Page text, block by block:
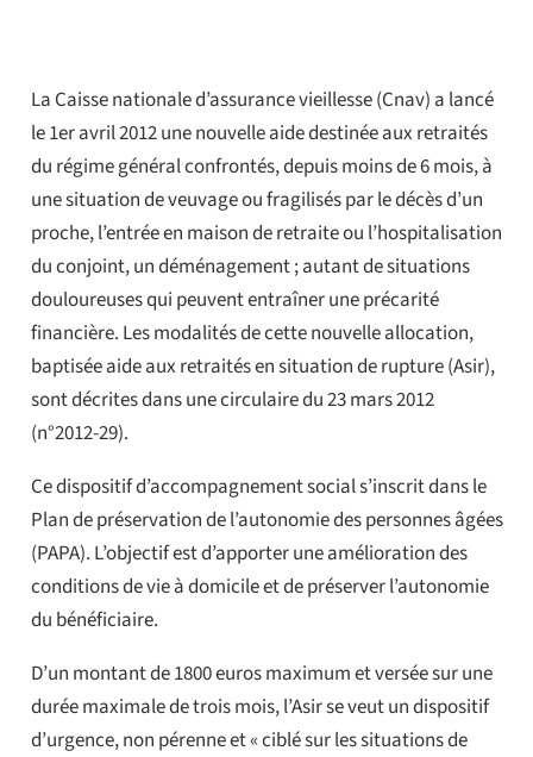
La Caisse nationale d’assurance vieillesse (Cnav) a lancé
le 1er avril 2012 une nouvelle aide destinée aux retraités
du régime général confrontés, depuis moins de 6 mois, à
une situation de veuvage ou fragilisés par le décès d’un
proche, l’entrée en maison de retraite ou l’hospitalisation
du conjoint, un déménagement ; autant de situations
douloureuses qui peuvent entraîner une précarité
financière. Les modalités de cette nouvelle allocation,
baptisée aide aux retraités en situation de rupture (Asir),
sont décrites dans une circulaire du 23 mars 2012
(n°2012-29).
Ce dispositif d’accompagnement social s’inscrit dans le
Plan de préservation de l’autonomie des personnes âgées
(PAPA). L’objectif est d’apporter une amélioration des
conditions de vie à domicile et de préserver l’autonomie
du bénéficiaire.
D’un montant de 1800 euros maximum et versée sur une
durée maximale de trois mois, l’Asir se veut un dispositif
d’urgence, non pérenne et « ciblé sur les situations de